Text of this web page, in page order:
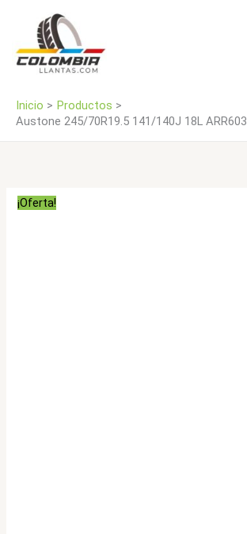
contenido
Inicio
Productos
Austone 245/70R19.5 141/140J 18L ARR603
¡Oferta!
cantidad